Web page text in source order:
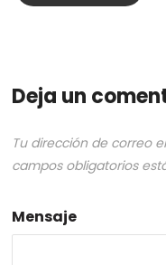
Deja un
Tu dirección de correo
campos obligatorios
Mensaje